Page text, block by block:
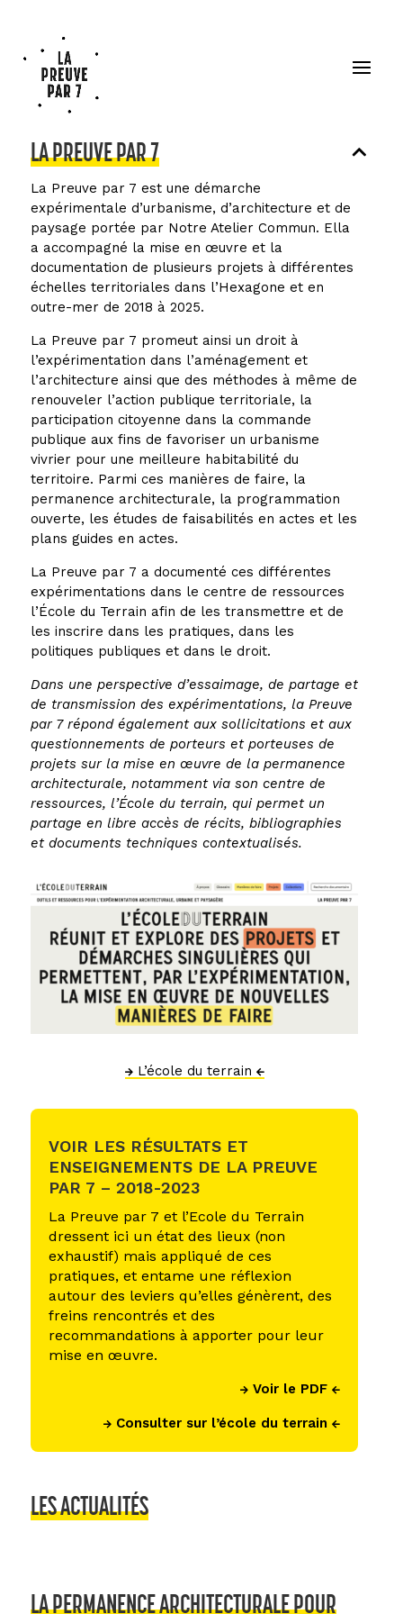
LA PREUVE PAR 7
La Preuve par 7 est une démarche
expérimentale d’urbanisme, d’architecture et de
paysage portée par Notre Atelier Commun. Ella
a accompagné la mise en œuvre et la
documentation de plusieurs projets à différentes
échelles territoriales dans l’Hexagone et en
outre-mer de 2018 à 2025.
La Preuve par 7 promeut ainsi un droit à
l’expérimentation dans l’aménagement et
l’architecture ainsi que des méthodes à même de
renouveler l’action publique territoriale, la
participation citoyenne dans la commande
publique aux fins de favoriser un urbanisme
vivrier pour une meilleure habitabilité du
territoire. Parmi ces manières de faire, la
permanence architecturale, la programmation
ouverte, les études de faisabilités en actes et les
plans guides en actes.
La Preuve par 7 a documenté ces différentes
expérimentations dans le centre de ressources
l’École du Terrain afin de les transmettre et de
les inscrire dans les pratiques, dans les
politiques publiques et dans le droit.
Dans une perspective d’essaimage, de partage et
de transmission des expérimentations, la Preuve
par 7 répond également aux sollicitations et aux
questionnements de porteurs et porteuses de
projets sur la mise en œuvre de la permanence
architecturale, notamment via son centre de
ressources, l’École du terrain, qui permet un
partage en libre accès de récits, bibliographies
et documents techniques contextualisés.
L’école du terrain
VOIR LES RÉSULTATS ET
ENSEIGNEMENTS DE LA PREUVE
PAR 7 – 2018-2023
La Preuve par 7 et l’Ecole du Terrain
dressent ici un état des lieux (non
exhaustif) mais appliqué de ces
pratiques, et entame une réflexion
autour des leviers qu’elles génèrent, des
freins rencontrés et des
recommandations à apporter pour leur
mise en œuvre.
Voir le PDF
Consulter sur l’école du terrain
LES ACTUALITÉS
LA PERMANENCE ARCHITECTURALE POUR